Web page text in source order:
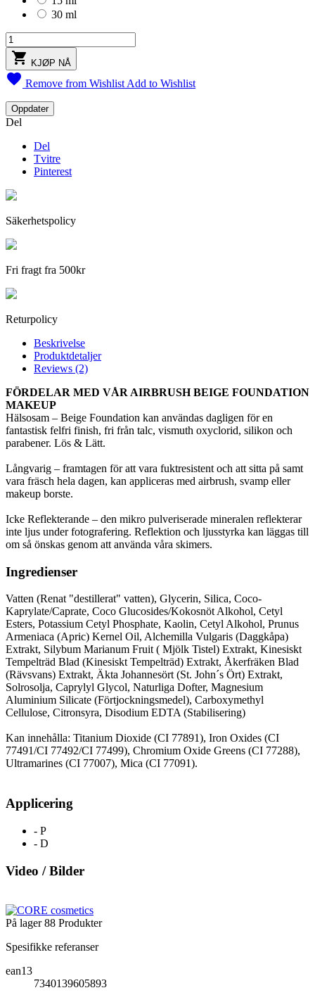
30 ml
 KJØP NÅ
 Remove from Wishlist Add to Wishlist
Del
Del
Tvitre
Pinterest
Säkerhetspolicy
Fri fragt fra 500kr
Returpolicy
Beskrivelse
Produktdetaljer
Reviews (2)
FÖRDELAR MED VÅR AIRBRUSH BEIGE FOUNDATION
MAKEUP
Hälsosam – Beige Foundation kan användas dagligen för en
fantastisk felfri finish, fri från talc, vismuth oxyclorid, silikon och
parabener. Lös & Lätt.
Långvarig – framtagen för att vara fuktresistent och att sitta på samt
vara fräsch hela dagen, kan appliceras med airbrush, svamp eller
makeup borste.
Icke Reflekterande – den mikro pulveriserade mineralen reflekterar
inte ljus under fotografering. Reflektion och ljusstyrka kan läggas till
om så önskas genom att använda våra skimers.
Ingredienser
Vatten (Renat "destillerat" vatten), Glycerin, Silica, Coco-
Kaprylate/Caprate, Coco Glucosides/Kokosnöt Alkohol, Cetyl
Esters, Potassium Cetyl Phosphate, Kaolin, Cetyl Alkohol, Prunus
Armeniaca (Apric) Kernel Oil, Alchemilla Vulgaris (Daggkåpa)
Extrakt, Silybum Marianum Fruit ( Mjölk Tistel) Extrakt, Kinesiskt
Tempelträd Blad (Kinesiskt Tempelträd) Extrakt, Åkerfräken Blad
(Rävsvans) Extrakt, Äkta Johannesört (St. John´s Ört) Extrakt,
Solrosolja, Caprylyl Glycol, Naturliga Dofter, Magnesium
Aluminium Silicate (Förtjockningsmedel), Carboxymethyl
Cellulose, Citronsyra, Disodium EDTA (Stabilisering)
Kan innehålla: Titanium Dioxide (CI 77891), Iron Oxides (CI
77491/CI 77492/CI 77499), Chromium Oxide Greens (CI 77288),
Ultramarines (CI 77007), Mica (CI 77091).
Applicering
- P
- D
Video / Bilder
På lager 88 Produkter
Spesifikke referanser
ean13
7340139605893